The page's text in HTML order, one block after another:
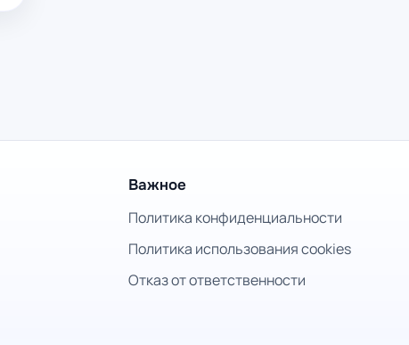
Важное
Политика конфиденциальности
Политика использования cookies
Отказ от ответственности